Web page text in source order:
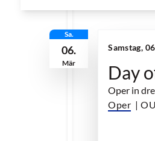
Sa.
06.
Mär
Samstag,
Day
Oper in
Oper |